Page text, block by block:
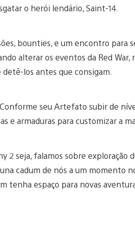
o herói lendário, Saint-14.
bounties, e um encontro para
alterar os eventos da Red War,
los antes que consigam.
seu Artefato subir de
e armaduras para customizar a
2 seja, falamos sobre exploração
cadum de nós a um momento
tenha espaço para novas